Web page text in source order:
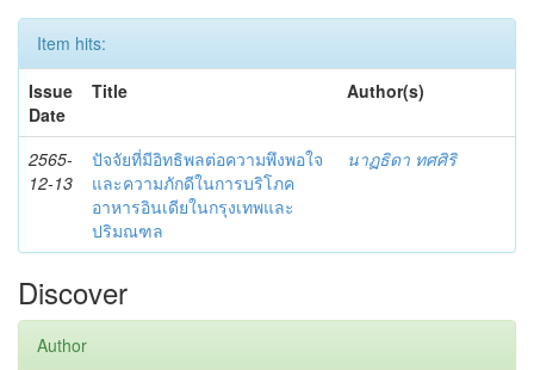
Item hits:
Issue
Date
Title Author(s)
2565-
12-13
ปัจจัยที่มีอิทธิพลต่อความพึงพอใจ
และความภักดีในการบริโภค
อาหารอินเดียในกรุงเทพและ
ปริมณฑล
นาฏธิดา ทศศิริ
Discover
Author